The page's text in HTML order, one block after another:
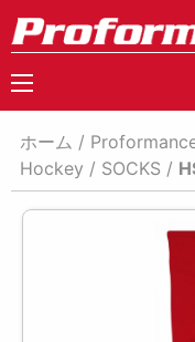
ホーム /
Hockey / SOCKS /